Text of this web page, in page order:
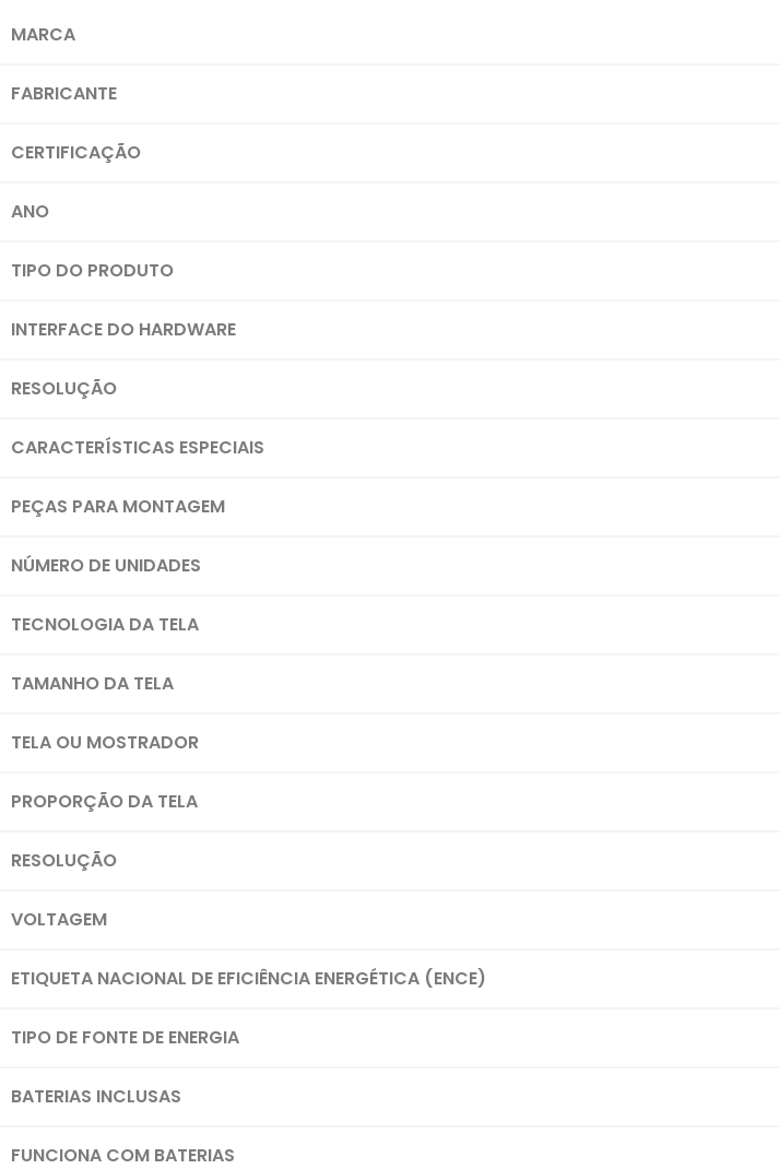
MARCA
FABRICANTE
CERTIFICAÇÃO
ANO
TIPO DO PRODUTO
INTERFACE DO HARDWARE
RESOLUÇÃO
CARACTERÍSTICAS ESPECIAIS
PEÇAS PARA MONTAGEM
NÚMERO DE UNIDADES
TECNOLOGIA DA TELA
TAMANHO DA TELA
TELA OU MOSTRADOR
PROPORÇÃO DA TELA
RESOLUÇÃO
VOLTAGEM
ETIQUETA NACIONAL DE EFICIÊNCIA ENERGÉTICA (ENCE)
TIPO DE FONTE DE ENERGIA
BATERIAS INCLUSAS
FUNCIONA COM BATERIAS